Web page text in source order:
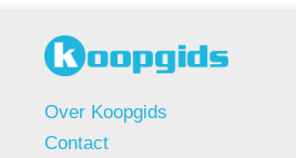
Over Koopgids
Contact